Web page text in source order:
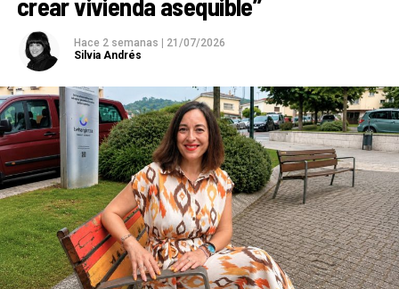
Hace 2 semanas
21/07/2026
Silvia Andrés